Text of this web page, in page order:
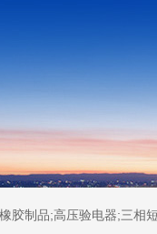
胶制品;高压验电器;三